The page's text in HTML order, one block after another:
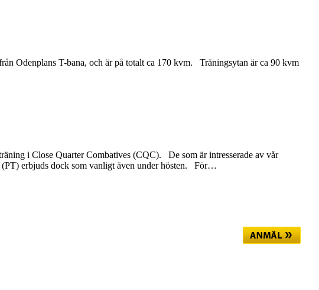
Odenplans T-bana, och är på totalt ca 170 kvm. Träningsytan är ca 90 kvm
i Close Quarter Combatives (CQC). De som är intresserade av vår
erbjuds dock som vanligt även under hösten. För…